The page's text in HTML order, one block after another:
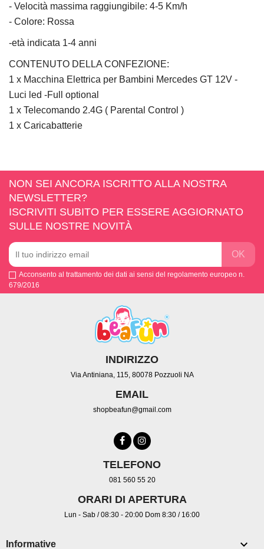
- Velocità massima raggiungibile: 4-5 Km/h
- Colore: Rossa
-età indicata 1-4 anni
CONTENUTO DELLA CONFEZIONE:
1 x Macchina Elettrica per Bambini Mercedes GT 12V -
Luci led -Full optional
1 x Telecomando 2.4G ( Parental Control )
1 x Caricabatterie
NON SEI ANCORA ISCRITTO ALLA NOSTRA
NEWSLETTER?
ISCRIVITI SUBITO PER ESSERE AGGIORNATO
SULLE NOSTRE NOVITÀ
Acconsento al trattamento dei dati ai sensi del regolamento europeo n.
679/2016
INDIRIZZO
Via Antiniana, 115, 80078 Pozzuoli NA
EMAIL
shopbeafun@gmail.com
TELEFONO
081 560 55 20
ORARI DI APERTURA
Lun - Sab / 08:30 - 20:00 Dom 8:30 / 16:00
Informative 